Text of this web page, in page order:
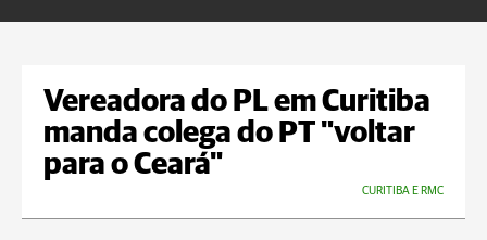
Vereadora do PL em Curitiba
manda colega do PT "voltar
para o Ceará"
CURITIBA E RMC